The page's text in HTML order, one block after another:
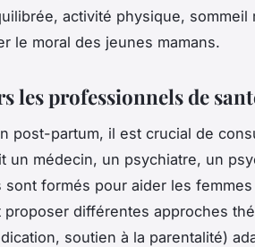
activité physique, sommeil
le moral des jeunes mamans.
les professionnels de
post-partum, il est crucial de
un médecin, un psychiatre, un
formés pour aider les
différentes approches
soutien à la parentalité)